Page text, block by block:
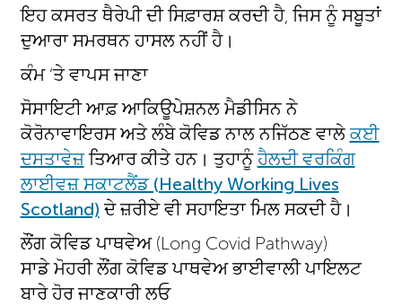
ਇਹ ਕਸਰਤ ਥੈਰੇਪੀ ਦੀ ਸਿਫ਼ਾਰਸ਼ ਕਰਦੀ ਹੈ, ਜਿਸ ਨੂੰ ਸਬੂਤਾਂ
ਦੁਆਰਾ ਸਮਰਥਨ ਹਾਸਲ ਨਹੀਂ ਹੈ।
ਕੰਮ ‘ਤੇ ਵਾਪਸ ਜਾਣਾ
ਸੋਸਾਇਟੀ ਆਫ਼ ਆਕਿਊਪੇਸ਼ਨਲ ਮੈਡੀਸਿਨ ਨੇ
ਕੋਰੋਨਾਵਾਇਰਸ ਅਤੇ ਲੰਬੇ ਕੋਵਿਡ ਨਾਲ ਨਜਿੱਠਣ ਵਾਲੇਕਈ
ਦਸਤਾਵੇਜ਼ਤਿਆਰ ਕੀਤੇ ਹਨ। ਤੁਹਾਨੂੰਹੈਲਦੀ ਵਰਕਿੰਗ
ਲਾਈਵਜ਼ ਸਕਾਟਲੈਂਡ (Healthy Working Lives
Scotland) ਦੇ ਜ਼ਰੀਏ ਵੀ ਸਹਾਇਤਾ ਮਿਲ ਸਕਦੀ ਹੈ।
ਲੌਂਗ ਕੋਵਿਡ ਪਾਥਵੇਅ (Long Covid Pathway)
ਸਾਡੇ ਮੋਹਰੀ ਲੌਂਗ ਕੋਵਿਡ ਪਾਥਵੇਅ ਭਾਈਵਾਲੀ ਪਾਇਲਟ
ਬਾਰੇ ਹੋਰ ਜਾਣਕਾਰੀ ਲਓ